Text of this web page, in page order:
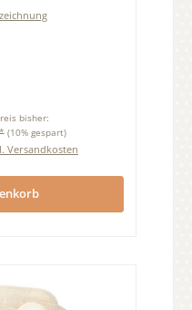
bisher:
(10% gespart)
Versandkosten